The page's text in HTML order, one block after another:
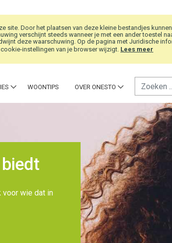
site. Door het plaatsen van deze kleine bestandjes
verschijnt steeds wanneer je met een ander toestel
deze waarschuwing. Op de pagina met Juridische
instellingen van je browser wijzigt. Lees meer
WOONTIPS OVER ONESTO
voor wie dat in